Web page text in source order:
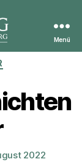
Menü
2022